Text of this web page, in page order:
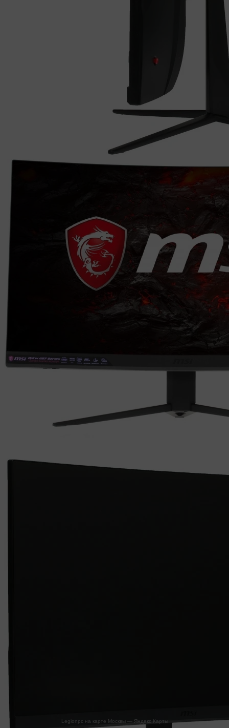
Legionpc на карте Москвы — Яндекс Карты